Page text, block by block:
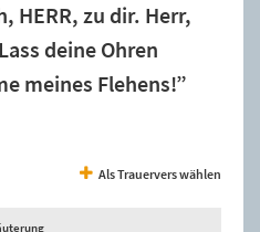
HERR, zu dir. Herr,
deine Ohren
meines Flehens!”
Als Trauervers wählen